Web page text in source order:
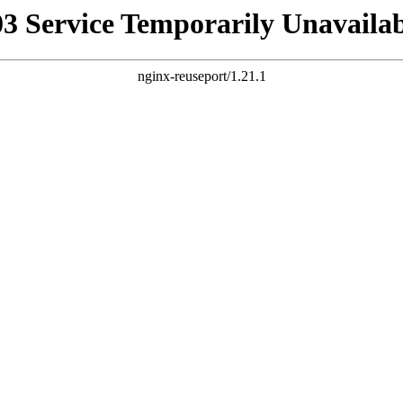
Service Temporarily
nginx-reuseport/1.21.1